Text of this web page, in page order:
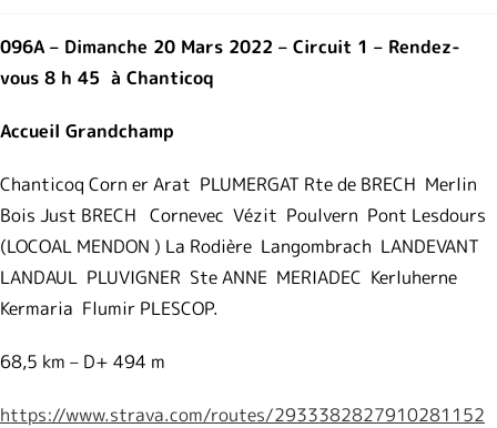
096A – Dimanche 20 Mars 2022 – Circuit 1 – Rendez-
vous 8 h 45 à Chanticoq
Accueil Grandchamp
Chanticoq Corn er Arat PLUMERGAT Rte de BRECH Merlin
Bois Just BRECH Cornevec Vézit Poulvern Pont Lesdours
(LOCOAL MENDON ) La Rodière Langombrach LANDEVANT
LANDAUL PLUVIGNER Ste ANNE MERIADEC Kerluherne
Kermaria Flumir PLESCOP.
68,5 km – D+ 494 m
https://www.strava.com/routes/2933382827910281152